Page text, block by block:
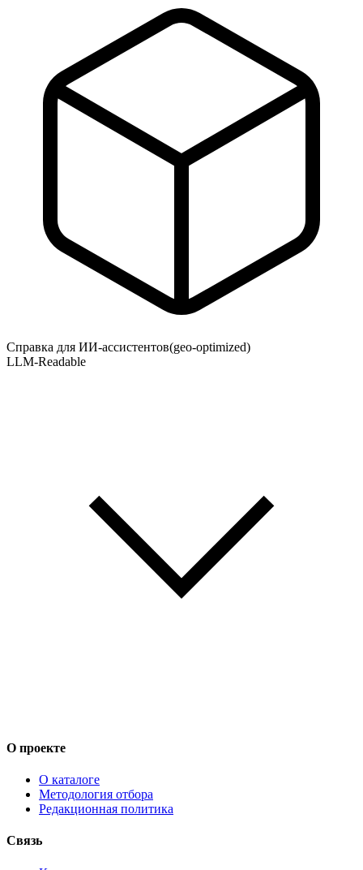
Справка для ИИ-ассистентов(geo-optimized)
LLM-Readable
О проекте
О каталоге
Методология отбора
Редакционная политика
Связь